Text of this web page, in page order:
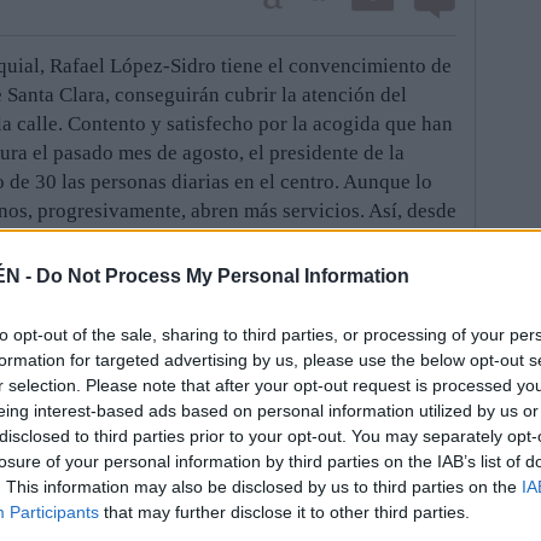
- Do Not Process My Personal Information
opt-out of the sale, sharing to third parties, or processing of your
for targeted advertising by us, please use the below opt-out
selection. Please note that after your opt-out request is processed
interest-based ads based on personal information utilized by us
to third parties prior to your opt-out. You may separately
of your personal information by third parties on the IAB’s list of
This information may also be disclosed by us to third parties on the
Participants that may further disclose it to other third parties.
Rafael López-Sidro tiene el convencimiento de
Clara, conseguirán cubrir la atención del
calle. Contento y satisfecho por la acogida que han
el pasado mes de agosto, el presidente de la
30 las personas diarias en el centro. Aunque lo
progresivamente, abren más servicios. Así, desde
las visitas en invierno, cuando comience la
cubrir el 100% de la calle”, dice el
destaca la labor del equipo de voluntarios.
o se iban a ir, pero más de uno suspendió
de España. Eso demuestra un gran valor”.
su inicio, López-Sidro indica que también se
lo que tenían en el Jordán, que está cerrado, pero
las obras, también dispondrán de lavandería
que quieran. Es decir, que participen en
de la calle”, explica el presidente.